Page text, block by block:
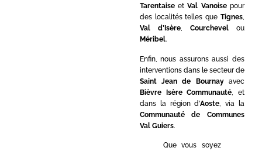
TarentaiseetVal Vanoisepour
des localités telles que Tignes,
Val d’Isère, Courchevelou
Méribel.
Enfin, nous assurons aussi des
interventions dans le secteur de
Saint Jean de Bournayavec
Bièvre Isère Communauté , et
dans la région d’Aoste , via la
Communauté de Communes
Val Guiers.
Que vous soyez